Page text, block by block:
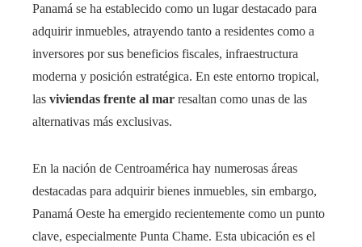
Panamá se ha establecido como un lugar destacado para
adquirir inmuebles, atrayendo tanto a residentes como a
inversores por sus beneficios fiscales, infraestructura
moderna y posición estratégica. En este entorno tropical,
las viviendas frente al mar resaltan como unas de las
alternativas más exclusivas.
En la nación de Centroamérica hay numerosas áreas
destacadas para adquirir bienes inmuebles, sin embargo,
Panamá Oeste ha emergido recientemente como un punto
clave, especialmente Punta Chame. Esta ubicación es el